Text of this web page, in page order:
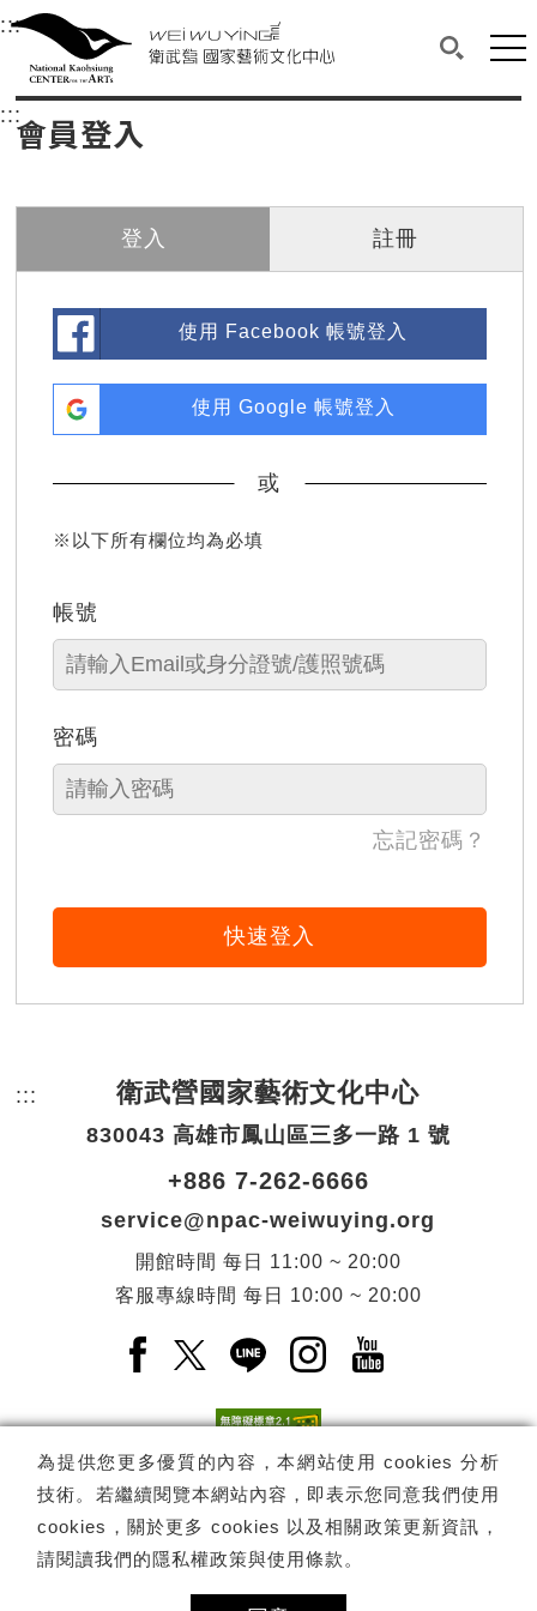
衛武營國家藝術文化中心
中央內容區塊，為本頁主要內容區。
:::選單連結區塊，此區塊列有本網站主要連結。
衛武營國家藝術文化中心
搜尋(開
網
::: 中央內容區塊，為本頁主要內容區。
會員登入
登入 註冊
使用 Facebook 帳號登入
使用 Google 帳號登入
或
※以下所有欄位均為必填
帳號
密碼
忘記密碼？
快速登入
為提供您更多優質的內容，本網站使用 cookies 分析
技術。若繼續閱覽本網站內容，即表示您同意我們使用
cookies，關於更多 cookies 以及相關政策更新資訊，
請閱讀我們的隱私權政策與使用條款 。
::: 頁尾網站資訊。
衛武營國家藝術文化中心
830043 高雄市鳳山區三多一路 1 號
+886 7-262-6666
service@npac-weiwuying.org
開館時間 每日
11:00 ~ 20:00
客服專線時間 每日 10:00 ~ 20:00
Facebook(另開新視窗)
X(另開新視窗)
LINE(另開新視窗)
Instagram(另開新視
YouTube(另開
電子報訂閱 訂閱
Copyright © 國家表演藝術中心 -衛武營國家藝術文化中心